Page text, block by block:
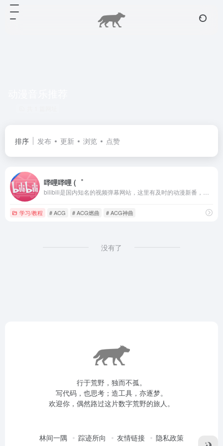
排序 发布 更新 浏览 点赞
哔哩哔哩 (゜
学习/教程 # ACG # ACG燃曲 # ACG神曲
没有了
行于荒野，独而不孤。
写代码，也思考；造工具，亦逐梦。
欢迎你，偶然路过这片数字荒野的旅人。
林间一隅 踪迹所向 友情链接 隐私政策